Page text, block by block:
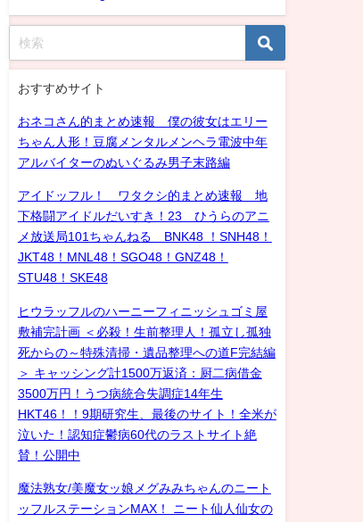
おすすめサイト
おネコさん的まとめ速報 僕の彼女はエリー
ちゃん人形！豆腐メンタルメンヘラ電波中年
アルバイターのぬいぐるみ男子末路編
アイドッフル！ ワタクシ的まとめ速報 地
下格闘アイドルだいすき！23 ひうらのアニ
メ放送局101ちゃんねる BNK48 ！SNH48！
JKT48！MNL48！SGO48！GNZ48！
STU48！SKE48
ヒウラッフルのハーニーフィニッシュゴミ屋
敷補完計画 ＜必殺！生前整理人！孤立し孤独
死からの～特殊清掃・遺品整理への道F完結編
＞ キャッシング計1500万返済：厨二病借金
3500万円！うつ病統合失調症14年生
HKT46！！9期研究生、最後のサイト！全米が
泣いた！認知症鬱病60代のラストサイト絶
賛！公開中
魔法熟女/美魔女ッ娘メグみみちゃんのニート
ッフルステーションMAX！ ニート仙人仙女の